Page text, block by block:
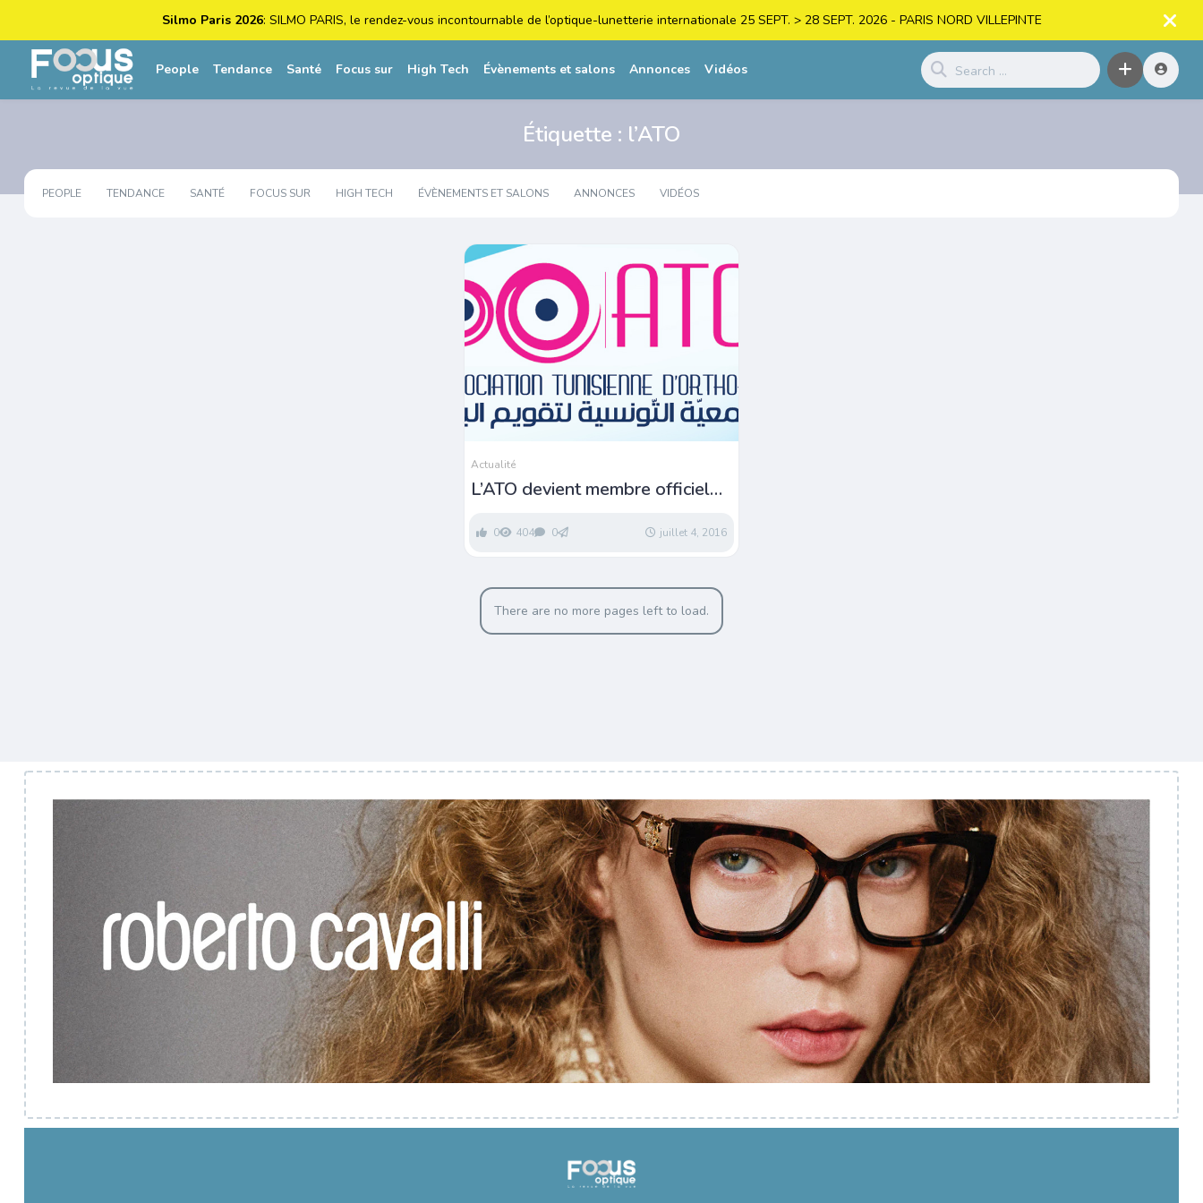
Silmo Paris 2026: SILMO PARIS, le rendez-vous incontournable de l’optique-lunetterie internationale 25 SEPT. > 28 SEPT. 2026 - PARIS NORD VILLEPINTE
People Tendance Santé Focus sur High Tech Évènements et salons Annonces Vidéos
Étiquette : l’ATO
PEOPLE TENDANCE SANTÉ FOCUS SUR HIGH TECH ÉVÈNEMENTS ET SALONS ANNONCES VIDÉOS
Actualité
L’ATO devient membre officiel
0 404 0 juillet 4, 2016
There are no more pages left to load.